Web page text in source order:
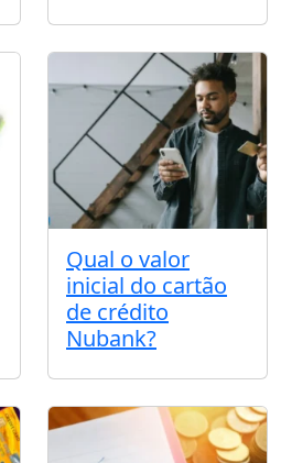
Qual o valor
inicial do cartão
de crédito
Nubank?